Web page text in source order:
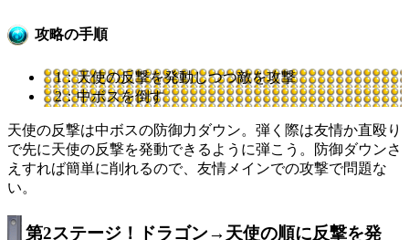
攻略の手順
1：天使の反撃を発動しつつ敵を攻撃
2：中ボスを倒す
天使の反撃は中ボスの防御力ダウン。弾く際は友情か直殴り
で先に天使の反撃を発動できるように弾こう。防御ダウンさ
えすれば簡単に削れるので、友情メインでの攻撃で問題な
い。
第2ステージ！ドラゴン→天使の順に反撃を発